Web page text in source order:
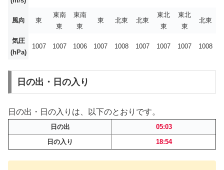
風向 東
東南
東
東南
東
東 北東 北東
東北
東
東北
東
北東
気圧
(hPa)
1007 1007 1006 1007 1008 1007 1007 1007 1008
日の出・日の入り
日の出・日の入りは、以下のとおりです。
日の出
05:03
日の入り
18:54